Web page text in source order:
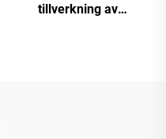
tillverkning av